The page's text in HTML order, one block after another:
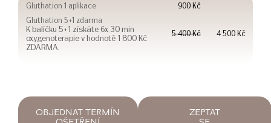
Gluthation 1 aplikace
900 Kč
Gluthation 5+1 zdarma
K balíčku 5+1 získáte 6x 30 min
oxygenoterapie v hodnotě 1 800 Kč
ZDARMA.
5 400 Kč 4 500 Kč
OBJEDNAT TERMÍN ZEPTAT